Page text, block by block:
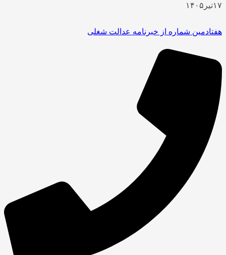
۱۷تیر ۱۴۰۵
هفتادمین شماره از خبرنامه عدالت شغلی